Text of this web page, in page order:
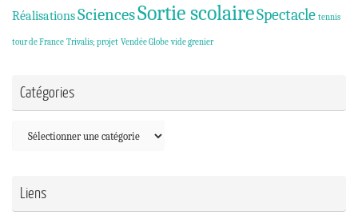
RéalisationsSciencesSortie scolaireSpectacle tennis
tour de France Trivalis; projet Vendée Globe vide grenier
Catégories
Catégories
Liens